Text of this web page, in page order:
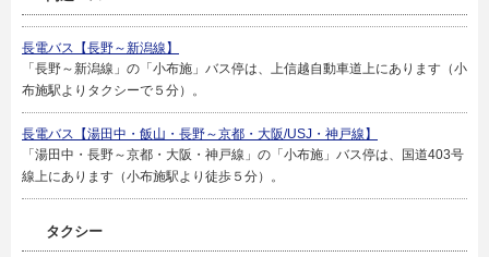
長電バス【長野～新潟線】
「長野～新潟線」の「小布施」バス停は、上信越自動車道上にあります（小
布施駅よりタクシーで５分）。
長電バス【湯田中・飯山・長野～京都・大阪/USJ・神戸線】
「湯田中・長野～京都・大阪・神戸線」の「小布施」バス停は、国道403号
線上にあります（小布施駅より徒歩５分）。
タクシー